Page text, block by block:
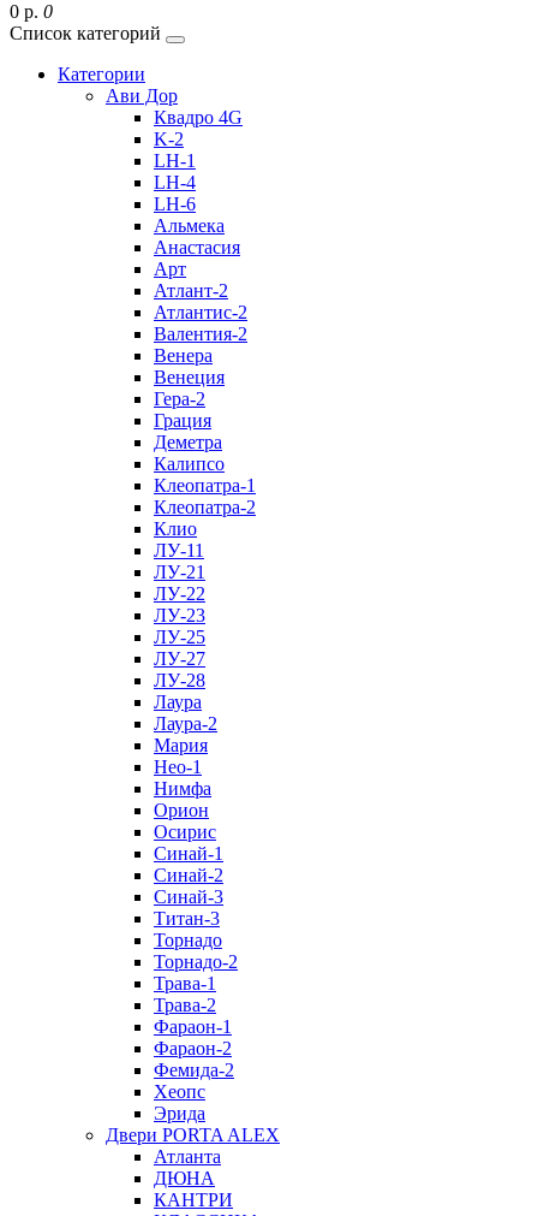
0 р. 0
Список категорий
Категории
Ави Дор
Квадро 4G
K-2
LH-1
LH-4
LH-6
Альмека
Анастасия
Арт
Атлант-2
Атлантис-2
Валентия-2
Венера
Венеция
Гера-2
Грация
Деметра
Калипсо
Клеопатра-1
Клеопатра-2
Клио
ЛУ-11
ЛУ-21
ЛУ-22
ЛУ-23
ЛУ-25
ЛУ-27
ЛУ-28
Лаура
Лаура-2
Мария
Нео-1
Нимфа
Орион
Осирис
Синай-1
Синай-2
Синай-3
Титан-3
Торнадо
Торнадо-2
Трава-1
Трава-2
Фараон-1
Фараон-2
Фемида-2
Хеопс
Эрида
Двери PORTA ALEX
Атланта
ДЮНА
КАНТРИ